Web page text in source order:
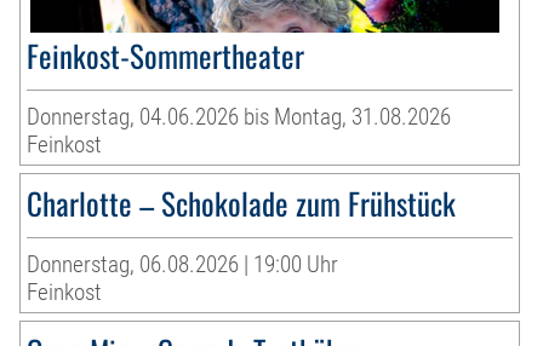
Feinkost-Sommertheater
Donnerstag, 04.06.2026 bis Montag, 31.08.2026
Feinkost
Charlotte – Schokolade zum Frühstück
Donnerstag, 06.08.2026 | 19:00 Uhr
Feinkost